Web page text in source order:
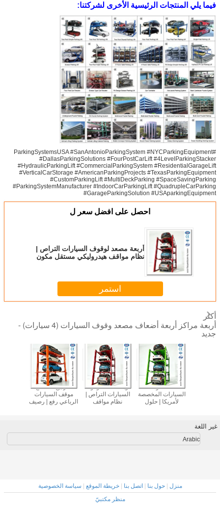
فيما يلي المنتجات الرئيسية الأخرى لشركتنا:
#ParkingSystemsUSA #SanAntonioParkingSystem #NYCParkingEquipment
#DallasParkingSolutions #FourPostCarLift #4LevelParkingStacker
#HydraulicParkingLift #CommercialParkingSystem #ResidentialGarageLift
#VerticalCarStorage #AmericanParkingProjects #TexasParkingEquipment
#CustomParkingLift #MultiDeckParking #SpaceSavingParking
#ParkingSystemManufacturer #IndoorCarParkingLift #QuadrupleCarParking
#GarageParkingSolution #USAparkingEquipment
احصل على افضل سعر ل
أربعة مصعد لوقوف السيارات التراص |
نظام مواقف هيدروليكي مستقل مكون
استمر
أكثر
أربعة مراكز أربعة أضعاف مصعد وقوف السيارات (4 سيارات) -
جديد
حار بيع 4 سطح
موقف السيارات
الرباعي رفع | رصيف
أربعة مصعد لوقوف
السيارات التراص |
نظام مواقف
أنظمة مواقف
السيارات المخصصة
لأمريكا | حلول
السيارات لـ 4
/ عمود
/
غير اللغة
Arabic
منزل |حول بنا اتصل بنا |خريطة الموقع
سياسة الخصوصية
منظر مكتبيّ